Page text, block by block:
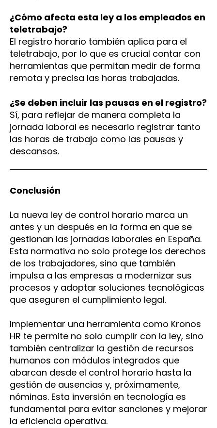
¿Cómo afecta esta ley a los empleados en
teletrabajo?
El registro horario también aplica para el
teletrabajo, por lo que es crucial contar con
herramientas que permitan medir de forma
remota y precisa las horas trabajadas.
¿Se deben incluir las pausas en el registro?
Sí, para reflejar de manera completa la
jornada laboral es necesario registrar tanto
las horas de trabajo como las pausas y
descansos.
Conclusión
La nueva ley de control horario marca un
antes y un después en la forma en que se
gestionan las jornadas laborales en España.
Esta normativa no solo protege los derechos
de los trabajadores, sino que también
impulsa a las empresas a modernizar sus
procesos y adoptar soluciones tecnológicas
que aseguren el cumplimiento legal.
Implementar una herramienta como Kronos
HR te permite no solo cumplir con la ley, sino
también centralizar la gestión de recursos
humanos con módulos integrados que
abarcan desde el control horario hasta la
gestión de ausencias y, próximamente,
nóminas. Esta inversión en tecnología es
fundamental para evitar sanciones y mejorar
la eficiencia operativa.